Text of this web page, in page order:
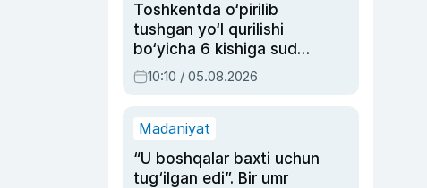
Toshkentda o‘pirilib
tushgan yo‘l qurilishi
bo‘yicha 6 kishiga sud
hukmi o‘qildi
10:10 / 05.08.2026
Madaniyat
“U boshqalar baxti uchun
tug‘ilgan edi”. Bir umr